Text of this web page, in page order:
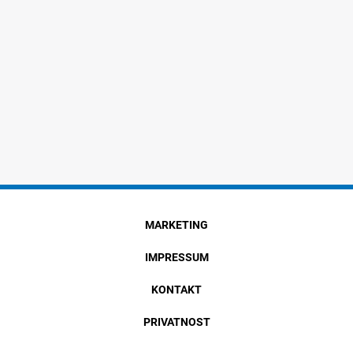
MARKETING
IMPRESSUM
KONTAKT
PRIVATNOST